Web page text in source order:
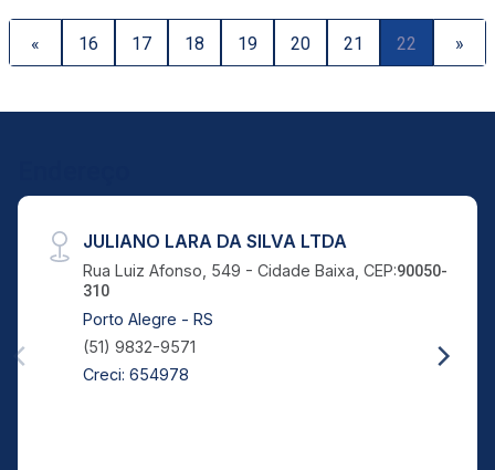
opções de lazer: piscina, quadra poliesportiva,
possui vigilância 24 horas, controlando o fluxo de
« 16 17 18 19 20 21 22 »
JULIANO LARA DA SILVA LTDA
Rua Luiz Afonso, 549 - Cidade Baixa, CEP:90050-
310
Porto Alegre - RS
(51) 9832-9571
Creci: 654978